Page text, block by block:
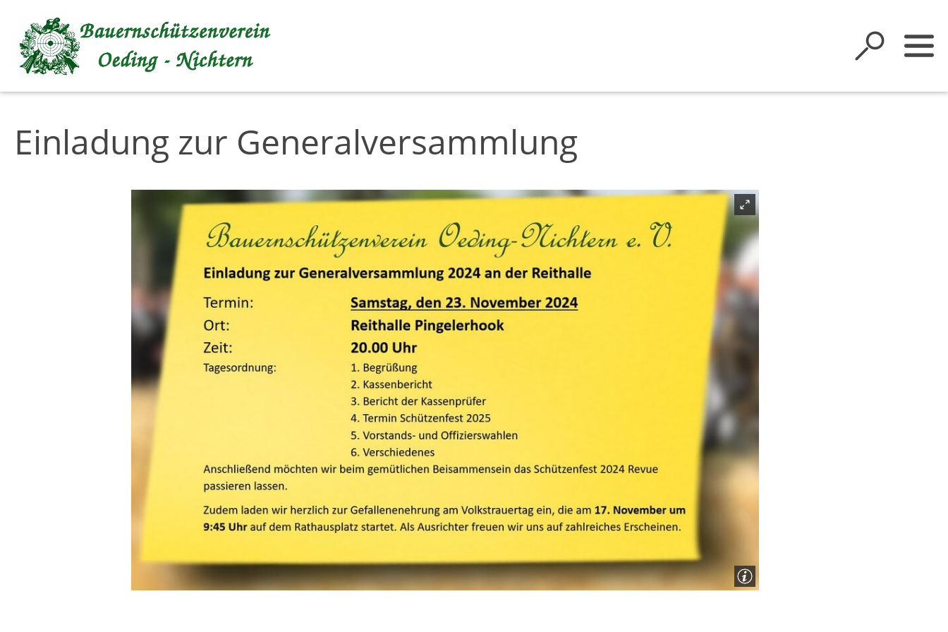
Inhalt anspringen
Einladung zur Generalversammlung